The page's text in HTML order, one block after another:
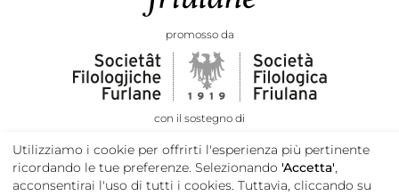
promosso da
con il sostegno di
Utilizziamo i cookie per offrirti l'esperienza più pertinente
ricordando le tue preferenze. Selezionando 'Accetta',
acconsentirai l'uso di tutti i cookies. Tuttavia, cliccando su